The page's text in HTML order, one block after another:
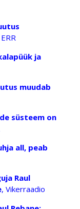
ja
muudab
süsteem on
all, peab
Raul
, Vikerraadio